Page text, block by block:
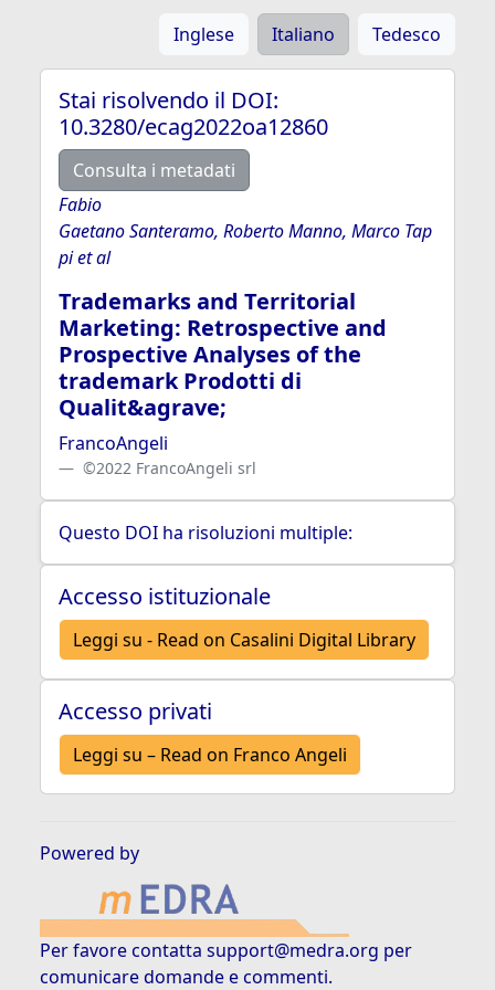
Inglese Italiano Tedesco
Stai risolvendo il DOI:
10.3280/ecag2022oa12860
Consulta i metadati
Fabio
Gaetano Santeramo, Roberto Manno, Marco Tap
pi et al
Trademarks and Territorial
Marketing: Retrospective and
Prospective Analyses of the
trademark Prodotti di
Qualit&agrave;
FrancoAngeli
©2022 FrancoAngeli srl
Questo DOI ha risoluzioni multiple:
Accesso istituzionale
Leggi su - Read on Casalini Digital Library
Accesso privati
Leggi su – Read on Franco Angeli
Powered by
Per favore contatta support@medra.org per
comunicare domande e commenti.